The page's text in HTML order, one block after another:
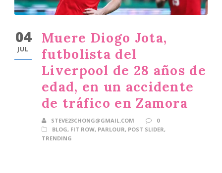
04
JUL
Muere Diogo Jota,
futbolista del
Liverpool de 28 años de
edad, en un accidente
de tráfico en Zamora
STEVE23CHONG@GMAIL.COM
0
BLOG, FIT ROW, PARLOUR, POST SLIDER,
TRENDING